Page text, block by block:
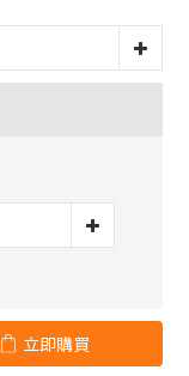
立即購買